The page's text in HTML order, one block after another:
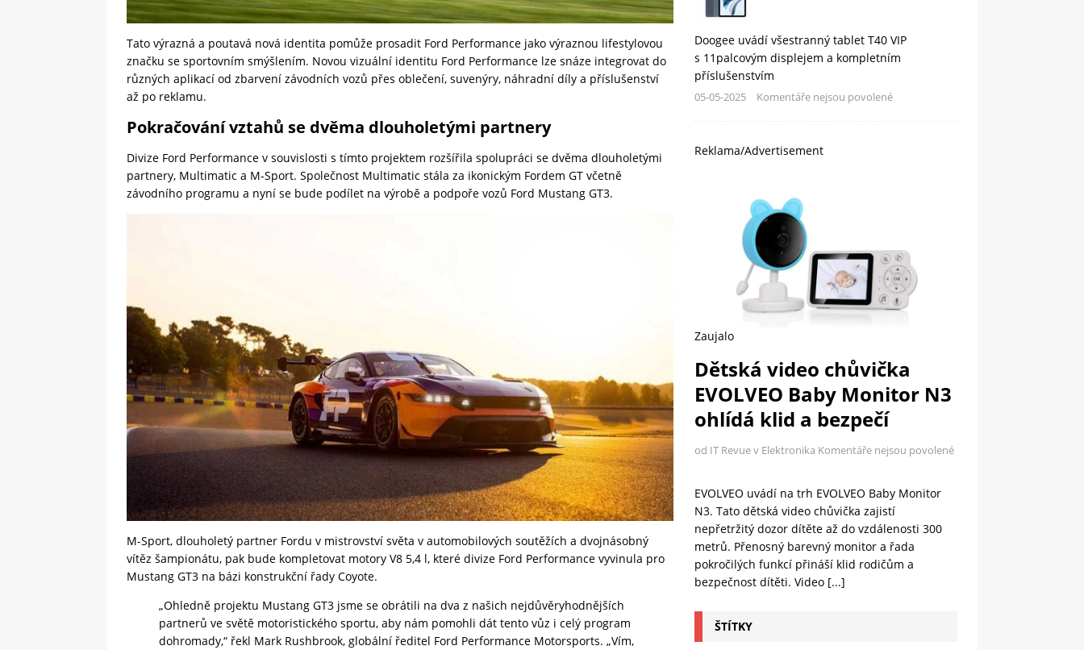
Tato výrazná a poutavá nová identita pomůže prosadit Ford Performance jako výraznou lifestylovou
značku se sportovním smýšlením. Novou vizuální identitu Ford Performance lze snáze integrovat do
různých aplikací od zbarvení závodních vozů přes oblečení, suvenýry, náhradní díly a příslušenství
až po reklamu.
Pokračování vztahů se dvěma dlouholetými partnery
Divize Ford Performance v souvislosti s tímto projektem rozšířila spolupráci se dvěma dlouholetými
partnery, Multimatic a M-Sport. Společnost Multimatic stála za ikonickým Fordem GT včetně
závodního programu a nyní se bude podílet na výrobě a podpoře vozů Ford Mustang GT3.
M-Sport, dlouholetý partner Fordu v mistrovství světa v automobilových soutěžích a dvojnásobný
vítěz šampionátu, pak bude kompletovat motory V8 5,4 l, které divize Ford Performance vyvinula pro
Mustang GT3 na bázi konstrukční řady Coyote.
„Ohledně projektu Mustang GT3 jsme se obrátili na dva z našich nejdůvěryhodnějších
partnerů ve světě motoristického sportu, aby nám pomohli dát tento vůz i celý program
dohromady,“ řekl Mark Rushbrook, globální ředitel Ford Performance Motorsports. „Vím,
Doogee uvádí všestranný tablet T40 VIP
s 11palcovým displejem a kompletním
příslušenstvím
05-05-2025 Komentáře nejsou povolené
Reklama/Advertisement
Zaujalo
Dětská video chůvička
EVOLVEO Baby Monitor N3
ohlídá klid a bezpečí
od IT Revue v Elektronika Komentáře nejsou povolené
EVOLVEO uvádí na trh EVOLVEO Baby Monitor
N3. Tato dětská video chůvička zajistí
nepřetržitý dozor dítěte až do vzdálenosti 300
metrů. Přenosný barevný monitor a řada
pokročilých funkcí přináší klid rodičům a
bezpečnost dítěti. Video [...]
ŠTÍTKY